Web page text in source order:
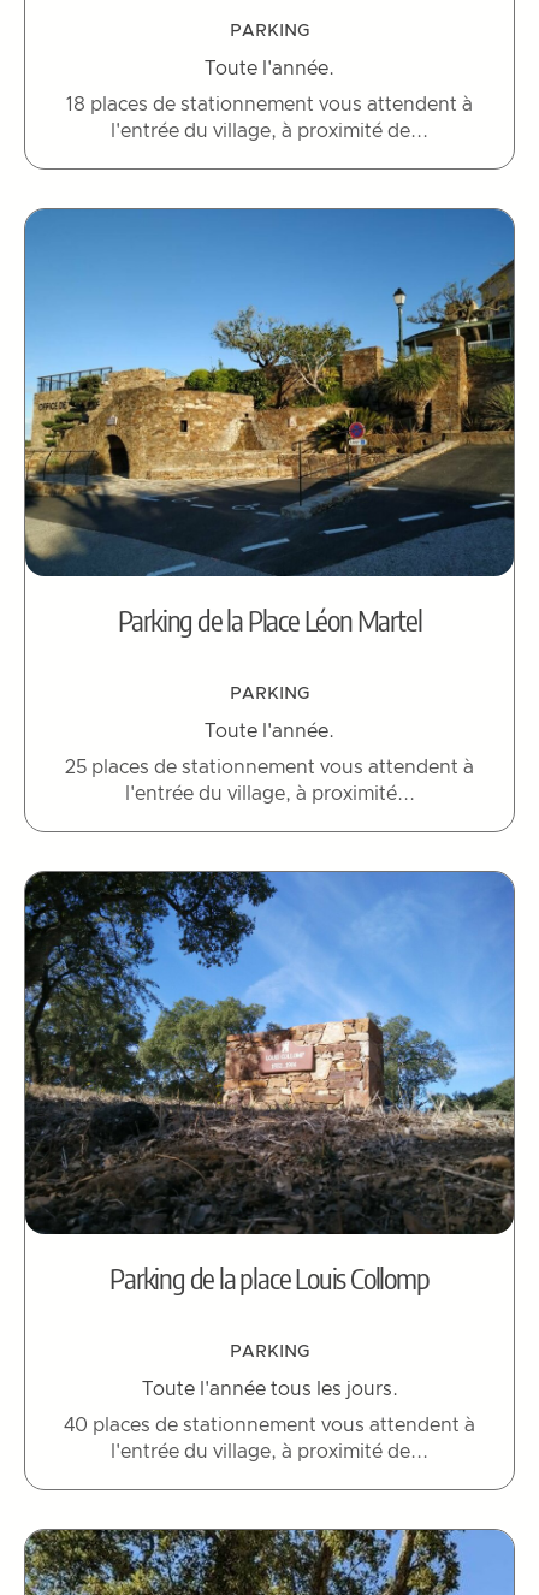
PARKING
Toute l'année.
18 places de stationnement vous attendent à
l'entrée du village, à proximité de...
Parking de la Place Léon Martel
PARKING
Toute l'année.
25 places de stationnement vous attendent à
l'entrée du village, à proximité...
Parking de la place Louis Collomp
PARKING
Toute l'année tous les jours.
40 places de stationnement vous attendent à
l'entrée du village, à proximité de...